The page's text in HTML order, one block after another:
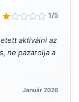
1/5
aktiválni az
ne pazarolja a
Január 2026